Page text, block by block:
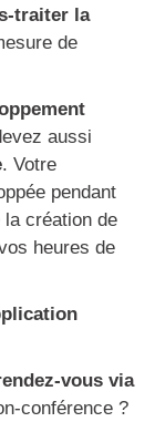
traiter la
de
aussi
. Votre
pendant
la création de
heures de
vous via
conférence ?